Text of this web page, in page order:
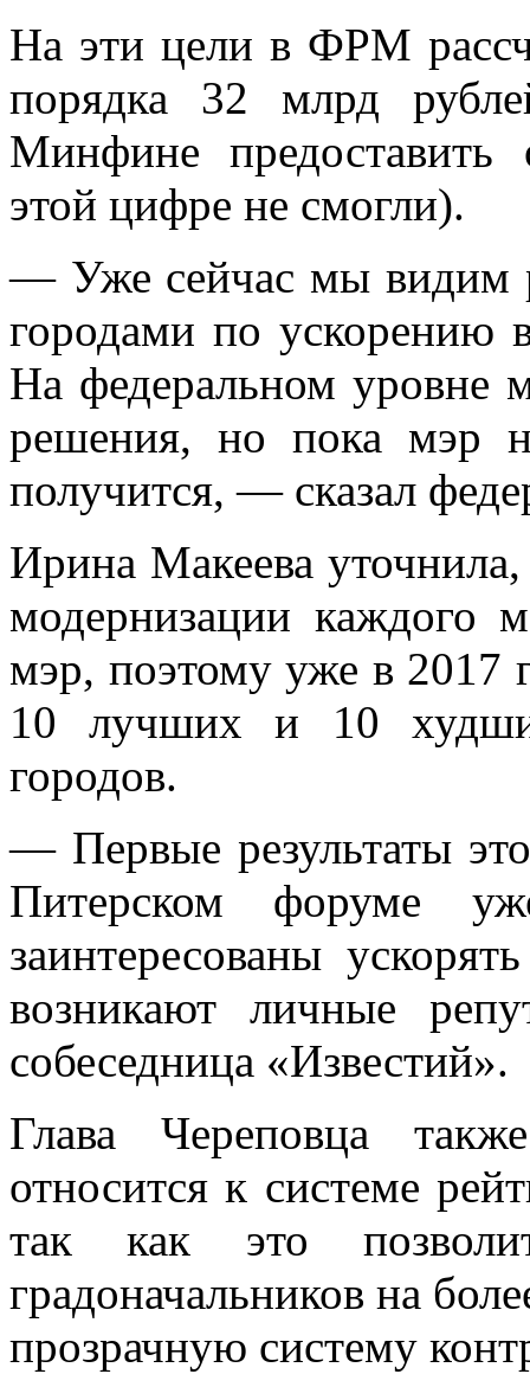
На эти цели в ФРМ
порядка 32 млрд
Минфине предоставить
этой цифре не смогли).
— Уже сейчас мы видим
городами по ускорению
На федеральном уровне
решения, но пока мэр
получится, — сказал
Ирина Макеева
модернизации каждого
мэр, поэтому уже в 2017
10 лучших и 10
городов.
— Первые результаты
Питерском форуме
заинтересованы
возникают личные
собеседница «Известий».
Глава Череповца
относится к системе
так как это
градоначальников на
прозрачную систему